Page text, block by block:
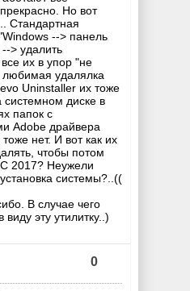
Но вот
Стандартная
--> панель
> удалить
их в упор "не
удалялка
Uninstaller их тоже
системном диске в
папок с
Adobe драйвера
нет. И вот как их
чтобы потом
2017? Неужели
системы?..((
В случае чего
виду эту утилитку..)
0